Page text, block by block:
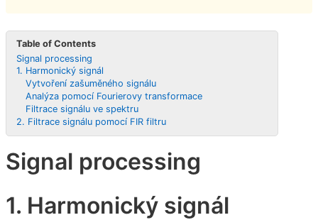
Table of Contents
Signal processing
1. Harmonický signál
Vytvoření zašuměného signálu
Analýza pomocí Fourierovy transformace
Filtrace signálu ve spektru
2. Filtrace signálu pomocí FIR filtru
Signal processing
1. Harmonický signál